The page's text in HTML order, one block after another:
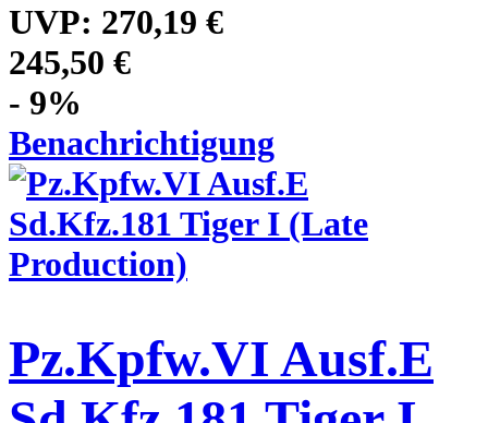
UVP: 270,19 €
245,50 €
- 9%
Benachrichtigung
Pz.Kpfw.VI Ausf.E